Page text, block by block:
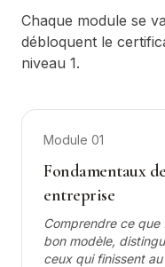
Chaque module se
débloquent le
niveau 1.
Module 01
Fondamentaux
entreprise
Comprendre ce
bon modèle,
ceux qui finissent